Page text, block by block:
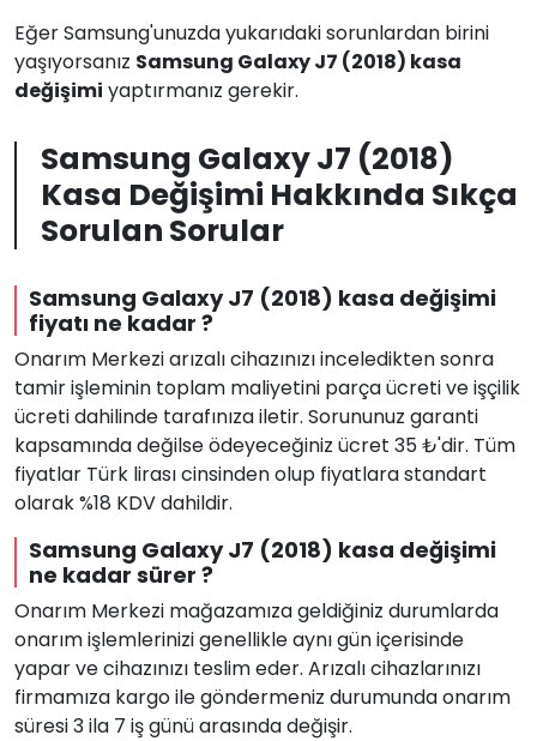
Eğer Samsung'unuzda yukarıdaki sorunlardan birini
yaşıyorsanız Samsung Galaxy J7 (2018) kasa
değişimi yaptırmanız gerekir.
Samsung Galaxy J7 (2018)
Kasa Değişimi Hakkında Sıkça
Sorulan Sorular
Samsung Galaxy J7 (2018) kasa değişimi
fiyatı ne kadar ?
Onarım Merkezi arızalı cihazınızı inceledikten sonra
tamir işleminin toplam maliyetini parça ücreti ve işçilik
ücreti dahilinde tarafınıza iletir. Sorununuz garanti
kapsamında değilse ödeyeceğiniz ücret 35 ₺'dir. Tüm
fiyatlar Türk lirası cinsinden olup fiyatlara standart
olarak %18 KDV dahildir.
Samsung Galaxy J7 (2018) kasa değişimi
ne kadar sürer ?
Onarım Merkezi mağazamıza geldiğiniz durumlarda
onarım işlemlerinizi genellikle aynı gün içerisinde
yapar ve cihazınızı teslim eder. Arızalı cihazlarınızı
firmamıza kargo ile göndermeniz durumunda onarım
süresi 3 ila 7 iş günü arasında değişir.